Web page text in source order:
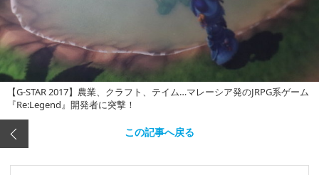
【G-STAR 2017】農業、クラフト、テイム…マレーシア発のJRPG系ゲーム
『Re:Legend』開発者に突撃！
この記事へ戻る